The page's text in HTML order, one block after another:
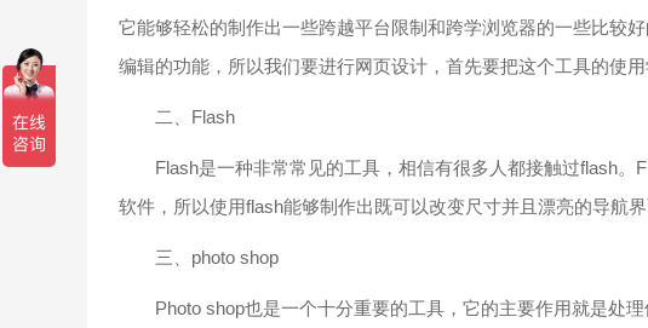
它能够轻松的制作出一些跨越平台限制和跨学浏览器的一些比较
编辑的功能，所以我们要进行网页设计，首先要把这个工具的使用
二、Flash
Flash是一种非常常见的工具，相信有很多人都接触过flash。
软件，所以使用flash能够制作出既可以改变尺寸并且漂亮的导航
三、photo shop
Photo shop也是一个十分重要的工具，它的主要作用就是处理